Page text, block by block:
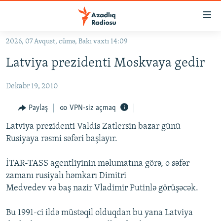
Əsas
qayıt
naviqasiyaya
Axtarışa
keç
#İZAHLA
KORRUPSIOMETR
#ƏSLINDƏ
FƏRQƏ BAX
QANUNI DOĞRU
ARAŞDIRMA
MULTIMEDIA
FOTOQALEREYA
OXU ZALI
HAQQIMIZDA
2026, 07 Avqust, cümə, Bakı vaxtı 14:09
Latviya prezidenti Moskvaya gedir
Dekabr 19, 2010
Paylaş VPN-siz açmaq
Latviya prezidenti Valdis Zatlersin bazar günü
Rusiyaya rəsmi səfəri başlayır.
İTAR-TASS agentliyinin məlumatına görə, o səfər
zamanı rusiyalı həmkarı Dimitri
Medvedev və baş nazir Vladimir Putinlə görüşəcək.
Bu 1991-ci ildə müstəqil olduqdan bu yana Latviya